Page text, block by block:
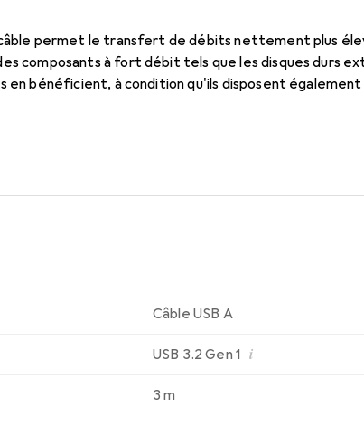
câble permet le transfert de débits nettement plus
composants à fort débit tels que les disques durs
en bénéficient, à condition qu'ils disposent également
Câble USB A
USB 3.2 Gen 1 i
3 m